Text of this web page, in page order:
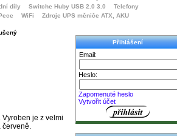
díly Switche Huby USB 2.0 3.0
Telefony
WiFi Zdroje UPS měniče ATX, AKU
je z velmi
Přihlášení
Email:
Heslo:
Zapomenuté heslo
Vytvořit účet